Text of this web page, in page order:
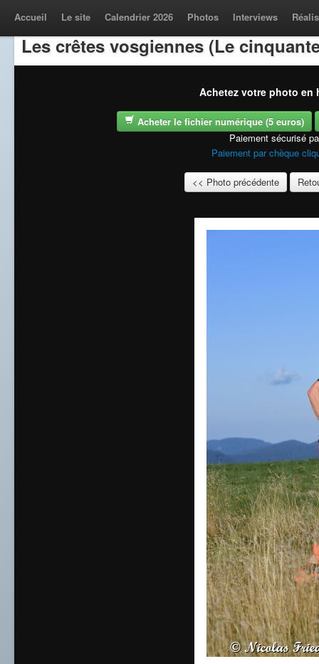
Accueil Le site Calendrier 2026 Photos Interviews
Les crêtes vosgiennes (Le
Achetez votre photo en
Acheter le fichier numérique (5 euros)
Paiement sécurisé
Paiement par chèque
<< Photo précédente